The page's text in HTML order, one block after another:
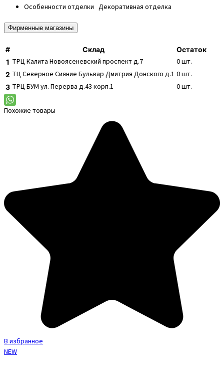
Особенности отделки Декоративная отделка
Фирменные магазины
# Склад
Остаток
1 ТРЦ Калита Новоясеневский проспект д.7 0шт.
2 ТЦ Северное Сияние Бульвар Дмитрия Донского д.1 0шт.
3 ТРЦ БУМ ул. Перерва д.43 корп.1 0шт.
Похожие товары
В избранное
NEW